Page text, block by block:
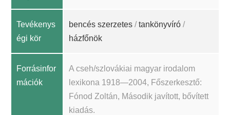
Tevékenys
égi kör
bencés szerzetes /tankönyvíró /
házfőnök
Forrásinfor
mációk
A cseh/szlovákiai magyar irodalom
lexikona 1918—2004, Főszerkesztő:
Fónod Zoltán, Második javított, bővített
kiadás.